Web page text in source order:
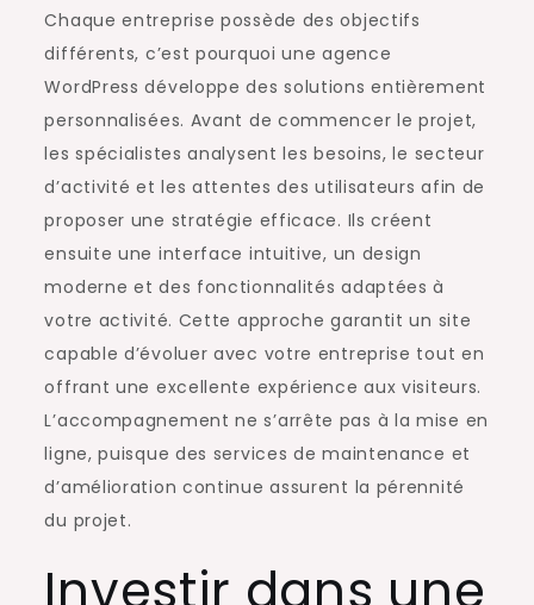
Chaque entreprise possède des objectifs
différents, c’est pourquoi une agence
WordPress développe des solutions entièrement
personnalisées. Avant de commencer le projet,
les spécialistes analysent les besoins, le secteur
d’activité et les attentes des utilisateurs afin de
proposer une stratégie efficace. Ils créent
ensuite une interface intuitive, un design
moderne et des fonctionnalités adaptées à
votre activité. Cette approche garantit un site
capable d’évoluer avec votre entreprise tout en
offrant une excellente expérience aux visiteurs.
L’accompagnement ne s’arrête pas à la mise en
ligne, puisque des services de maintenance et
d’amélioration continue assurent la pérennité
du projet.